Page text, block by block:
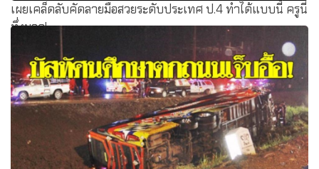
เผยเคล็ดลับคัดลายมือสวยระดับประเทศ ป.4 ทำได้แบบนี้ ครูนี่
ทึ่งมาก!